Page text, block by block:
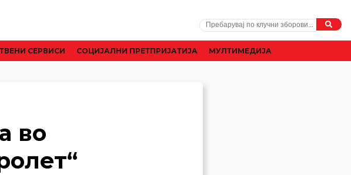
СЕРВИСИ СОЦИЈАЛНИ ПРЕТПРИЈАТИЈА МУЛТИМЕДИЈА
во